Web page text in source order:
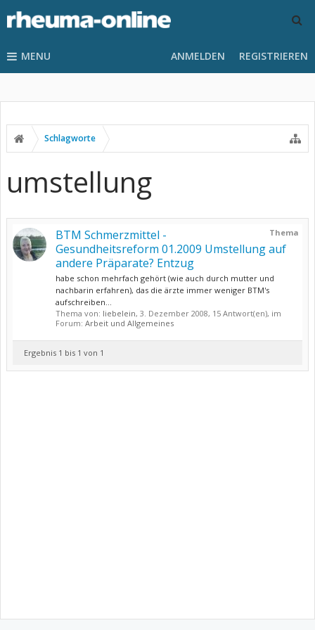
MENU ANMELDEN REGISTRIEREN
Schlagworte
umstellung
Thema
BTM Schmerzmittel -
Gesundheitsreform 01.2009 Umstellung auf
andere Präparate? Entzug
habe schon mehrfach gehört (wie auch durch mutter und
nachbarin erfahren), das die ärzte immer weniger BTM's
aufschreiben...
Thema von: liebelein, 3. Dezember 2008, 15 Antwort(en), im
Forum: Arbeit und Allgemeines
Ergebnis 1 bis 1 von 1